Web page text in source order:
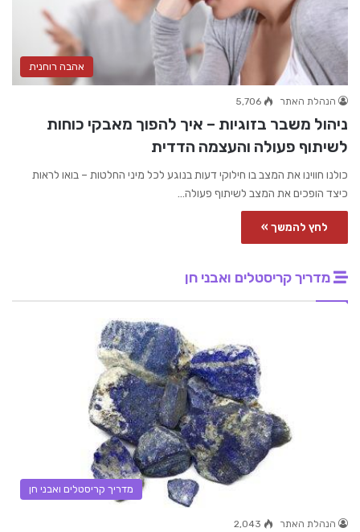
אהבה רוחנית
הנהלת האתר 5,706
ניהול משבר בזוגיות – איך להפוך מאבקי כוחות
לשיתוף פעולה והעצמה הדדית
כולנו חווינו את המצב בו חילוקי דעות בנוגע לכל מיני החלטות – בואו לראות
כיצד הופכים את המצב לשיתוף פעולה…
לחץ להמשך »
מדריך קריסטלים ואבני חן
מדריך קריסטלים ואבני חן
הנהלת האתר 2,043